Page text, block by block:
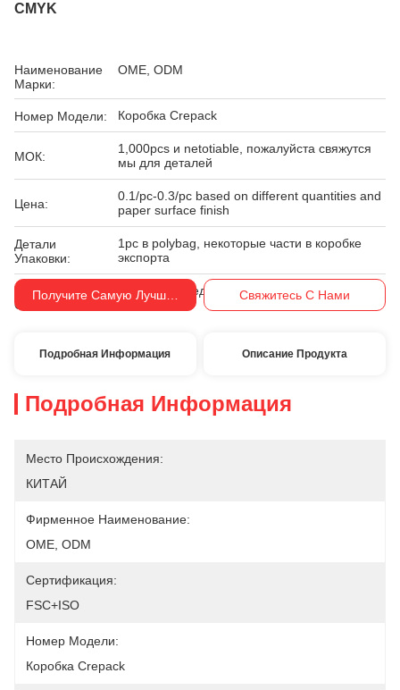
CMYK
Наименование
Марки:
OME, ODM
Номер Модели: Коробка Crepack
МОК:
1,000pcs и netotiable, пожалуйста свяжутся
мы для деталей
Цена:
0.1/pc-0.3/pc based on different quantities and
paper surface finish
Детали
Упаковки:
1pc в polybag, некоторые части в коробке
экспорта
Условия
Оплаты:
Западное соединение, T/T
Получите Самую Лучшую Цену Свяжитесь С Нами
Подробная Информация Описание Продукта
Подробная Информация
Место Происхождения:
КИТАЙ
Фирменное Наименование:
OME, ODM
Сертификация:
FSC+ISO
Номер Модели:
Коробка Crepack